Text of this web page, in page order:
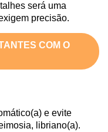
será uma
precisão.
COM O
e evite
libriano(a).